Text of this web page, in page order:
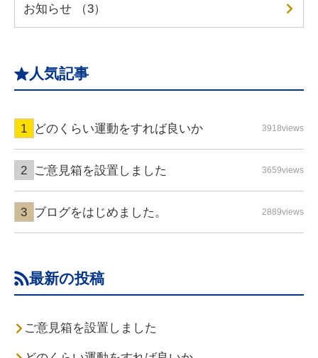
お知らせ （3）
人気記事
どのくらい運動をすれば良いか 3918views
ご意見箱を設置しました 3659views
ブログをはじめました。 2889views
最新の投稿
ご意見箱を設置しました